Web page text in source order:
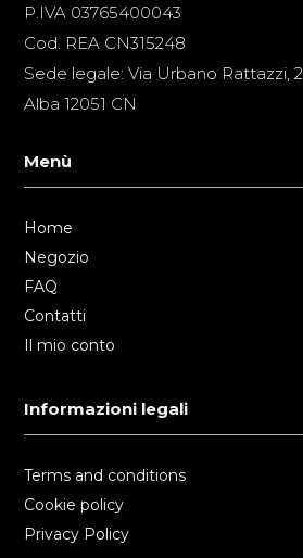
P.IVA 03765400043
Cod. REA CN315248
Sede legale: Via Urbano Rattazzi, 2
Alba 12051 CN
Menù
Home
Negozio
FAQ
Contatti
Il mio conto
Informazioni legali
Terms and conditions
Cookie policy
Privacy Policy